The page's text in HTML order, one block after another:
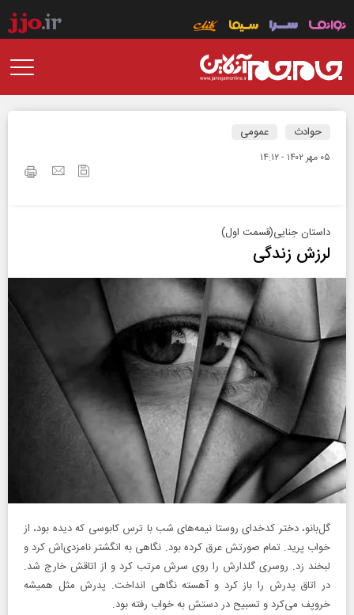
حوادث عمومی
۰۵ مهر ۱۴۰۲ - ۱۴:۱۲
داستان جنایی(قسمت اول)
لرزش زندگی
گل‌بانو، دختر کدخدای روستا نیمه‌های شب با ترس کابوسی که دیده بود، از
خواب پرید. تمام صورتش عرق کرده بود. نگاهی به انگشتر نامزدی‌اش کرد و
لبخند زد. روسری گلدارش را روی سرش مرتب کرد و از اتاقش خارج شد.
در اتاق پدرش را باز کرد و آهسته نگاهی انداخت. پدرش مثل همیشه
خروپف می‌کرد و تسبیح در دستش به خواب رفته بود.